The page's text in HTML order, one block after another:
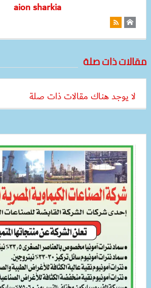
aion sharkia
مقالات ذات صلة
لا يوجد هناك مقالات ذات صلة